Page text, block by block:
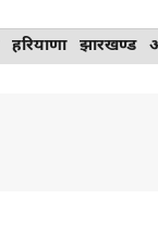
हरियाणा झारखण्ड